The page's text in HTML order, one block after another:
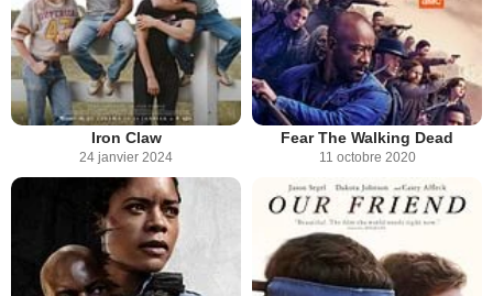
Iron Claw
24 janvier 2024
Fear The Walking Dead
11 octobre 2020